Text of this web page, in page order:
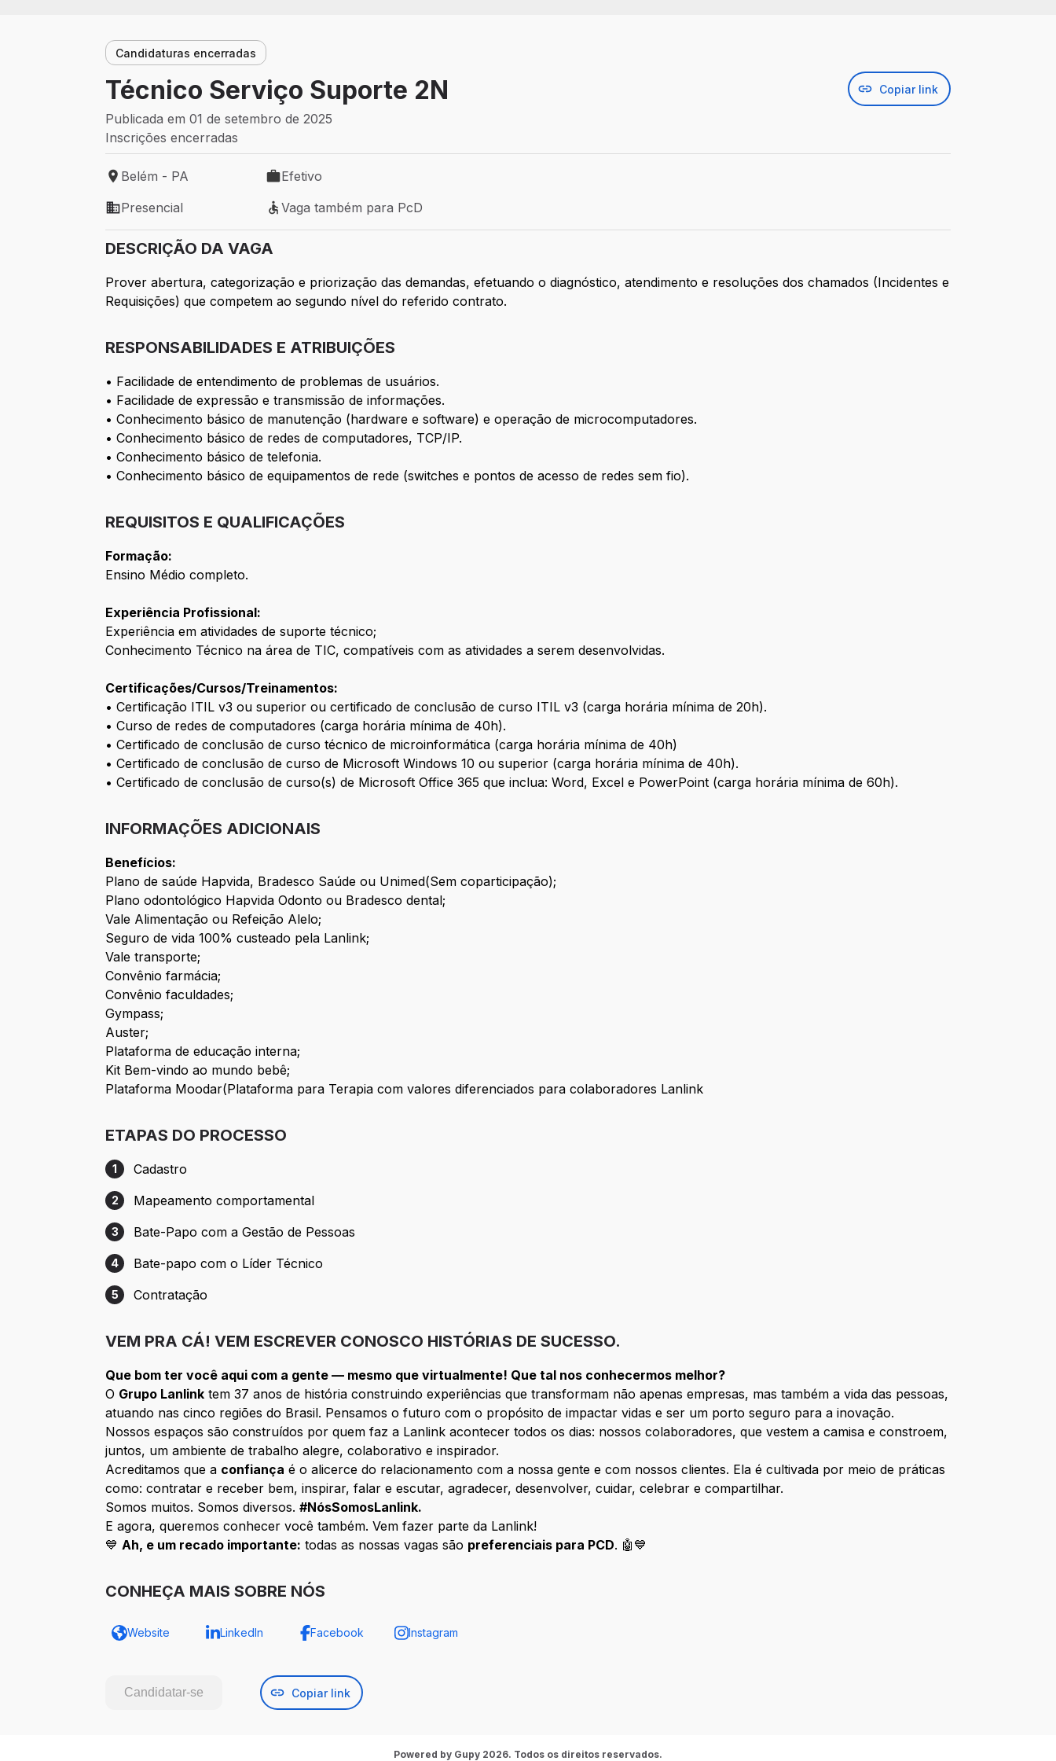
Candidaturas encerradas
Técnico Serviço Suporte 2N Copiar link
Publicada em 01 de setembro de 2025
Inscrições encerradas
Local de trabalho: Belém - PA
Belém - PA
Tipo de vaga: Efetivo
Efetivo
Modelo de trabalho: Presencial
Presencial
Vaga também para PcD
Vaga também para PcD
DESCRIÇÃO DA VAGA
Prover abertura, categorização e priorização das demandas, efetuando o diagnóstico, atendimento e resoluções dos chamados (Incidentes e
Requisições) que competem ao segundo nível do referido contrato.
RESPONSABILIDADES E ATRIBUIÇÕES
• Facilidade de entendimento de problemas de usuários.
• Facilidade de expressão e transmissão de informações.
• Conhecimento básico de manutenção (hardware e software) e operação de microcomputadores.
• Conhecimento básico de redes de computadores, TCP/IP.
• Conhecimento básico de telefonia.
• Conhecimento básico de equipamentos de rede (switches e pontos de acesso de redes sem fio).
REQUISITOS E QUALIFICAÇÕES
Formação:
Ensino Médio completo.
Experiência Profissional:
Experiência em atividades de suporte técnico;
Conhecimento Técnico na área de TIC, compatíveis com as atividades a serem desenvolvidas.
Certificações/Cursos/Treinamentos:
• Certificação ITIL v3 ou superior ou certificado de conclusão de curso ITIL v3 (carga horária mínima de 20h).
• Curso de redes de computadores (carga horária mínima de 40h).
• Certificado de conclusão de curso técnico de microinformática (carga horária mínima de 40h)
• Certificado de conclusão de curso de Microsoft Windows 10 ou superior (carga horária mínima de 40h).
• Certificado de conclusão de curso(s) de Microsoft Office 365 que inclua: Word, Excel e PowerPoint (carga horária mínima de 60h).
INFORMAÇÕES ADICIONAIS
Benefícios:
Plano de saúde Hapvida, Bradesco Saúde ou Unimed(Sem coparticipação);
Plano odontológico Hapvida Odonto ou Bradesco dental;
Vale Alimentação ou Refeição Alelo;
Seguro de vida 100% custeado pela Lanlink;
Vale transporte;
Convênio farmácia;
Convênio faculdades;
Gympass;
Auster;
Plataforma de educação interna;
Kit Bem-vindo ao mundo bebê;
Plataforma Moodar(Plataforma para Terapia com valores diferenciados para colaboradores Lanlink
ETAPAS DO PROCESSO
Etapa 1: Cadastro
1 Cadastro
Etapa 2: Mapeamento comportamental
2 Mapeamento comportamental
Etapa 3: Bate-Papo com a Gestão de Pessoas
3 Bate-Papo com a Gestão de Pessoas
Etapa 4: Bate-papo com o Líder Técnico
4 Bate-papo com o Líder Técnico
Etapa 5: Contratação
5 Contratação
VEM PRA CÁ! VEM ESCREVER CONOSCO HISTÓRIAS DE SUCESSO.
Que bom ter você aqui com a gente — mesmo que virtualmente! Que tal nos conhecermos melhor?
O Grupo Lanlink tem 37 anos de história construindo experiências que transformam não apenas empresas, mas também a vida das pessoas,
atuando nas cinco regiões do Brasil. Pensamos o futuro com o propósito de impactar vidas e ser um porto seguro para a inovação.
Nossos espaços são construídos por quem faz a Lanlink acontecer todos os dias: nossos colaboradores, que vestem a camisa e constroem,
juntos, um ambiente de trabalho alegre, colaborativo e inspirador.
Acreditamos que a confiança é o alicerce do relacionamento com a nossa gente e com nossos clientes. Ela é cultivada por meio de práticas
como: contratar e receber bem, inspirar, falar e escutar, agradecer, desenvolver, cuidar, celebrar e compartilhar.
Somos muitos. Somos diversos.#NósSomosLanlink.
E agora, queremos conhecer você também. Vem fazer parte da Lanlink!
💙Ah, e um recado importante: todas as nossas vagas são preferenciais para PCD. 🤖💙
CONHEÇA MAIS SOBRE NÓS
Website LinkedIn Facebook Instagram
Candidatar-se Copiar link
Powered by Gupy 2026. Todos os direitos reservados.